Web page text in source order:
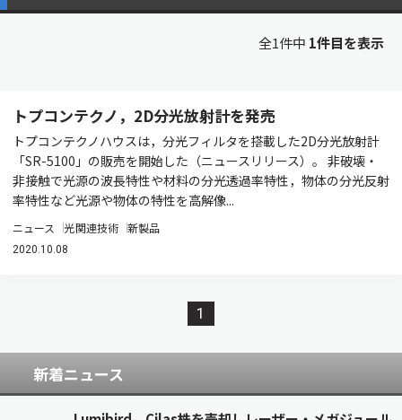
全1件中 1件目を表示
トプコンテクノ，2D分光放射計を発売
トプコンテクノハウスは，分光フィルタを搭載した2D分光放射計
「SR-5100」の販売を開始した（ニュースリリース）。 非破壊・
非接触で光源の波長特性や材料の分光透過率特性，物体の分光反射
率特性など光源や物体の特性を高解像...
ニュース 光関連技術 新製品
2020.10.08
1
新着ニュース